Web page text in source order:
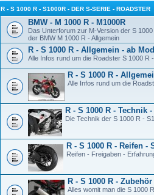
R - S 1000 R - S1000R - DER S-SERIE - ROADSTER
BMW - M 1000 R - M1000R
Das Unterforum zur M-Version der S 1000
der BMW M 1000 R - Allgemein
R - S 1000 R - Allgemein - ab
Alle Infos rund um die Roadster S 1000 R
R - S 1000 R -
Alle Infos rund um die
R - S 1000 R - Technik -
Die Technik der S 1000 R -
R - S 1000 R - Reifen -
Reifen - Freigaben -
R - S 1000 R -
Alles womit man die S 1000